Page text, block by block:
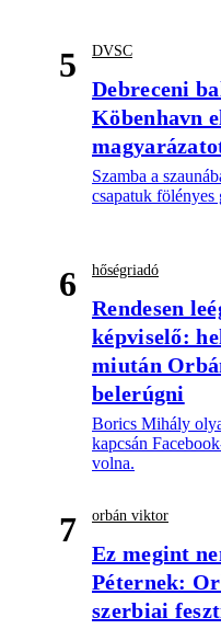
5 DVSC
Debreceni
Köbenhavn
Szamba a
csapatuk
6 hőségriadó
Rendesen
képviselő:
miután
belerúgni
Borics Mihály
kapcsán
volna.
7 orbán viktor
Ez megint
Péternek:
szerbiai